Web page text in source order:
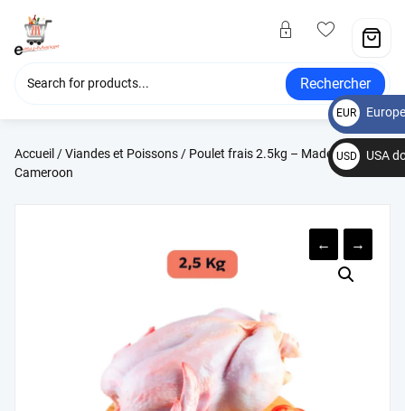
Rechercher
Accueil /Viandes et Poissons/ Poulet frais 2.5kg – Made in
Cameroon
← →
EUR
€
USD
$
USA